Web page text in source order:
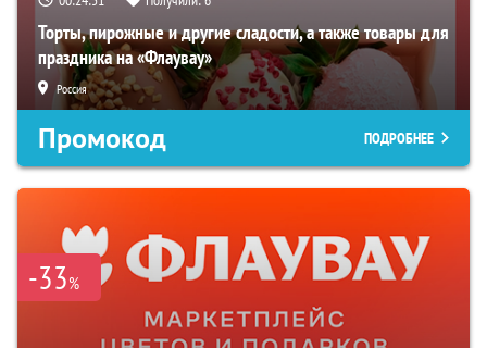
Торты, пирожные и другие сладости, а также товары для
праздника на «Флаувау»
Россия
Промокод ПОДРОБНЕЕ
-33%